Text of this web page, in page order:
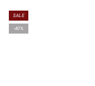
SALE
-40%